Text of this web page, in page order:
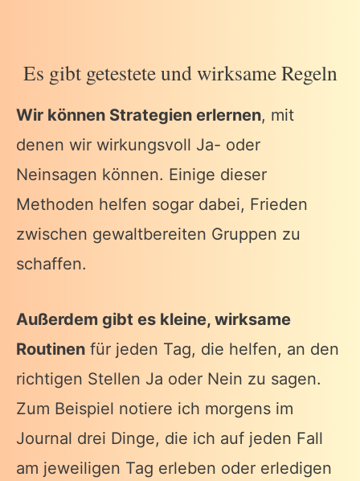
Es gibt getestete und wirksame Regeln
Wir können Strategien erlernen, mit
denen wir wirkungsvoll Ja- oder
Neinsagen können. Einige dieser
Methoden helfen sogar dabei, Frieden
zwischen gewaltbereiten Gruppen zu
schaffen.
Außerdem gibt es kleine, wirksame
Routinen für jeden Tag, die helfen, an den
richtigen Stellen Ja oder Nein zu sagen.
Zum Beispiel notiere ich morgens im
Journal drei Dinge, die ich auf jeden Fall
am jeweiligen Tag erleben oder erledigen